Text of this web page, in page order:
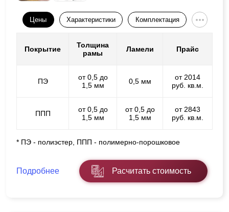
Цены Характеристики Комплектация
Покрытие
Толщина
рамы
Ламели Прайс
ПЭ
от 0,5 до
1,5 мм
0,5 мм
от 2014
руб. кв.м.
ППП
от 0,5 до
1,5 мм
от 0,5 до
1,5 мм
от 2843
руб. кв.м.
* ПЭ - полиэстер, ППП - полимерно-порошковое
Подробнее Расчитать стоимость